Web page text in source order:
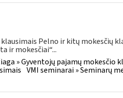
Pelno ir kitų mokesčių
ir mokesčiai“...
» Gyventojų pajamų mokesčio
VMI seminarai » Seminarų